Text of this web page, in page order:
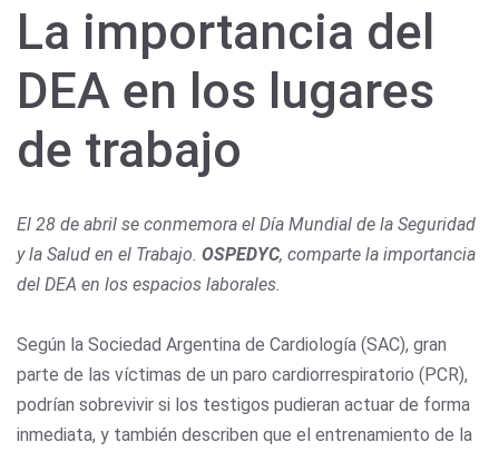
La importancia del
DEA en los lugares
de trabajo
El 28 de abril se conmemora el Día Mundial de la Seguridad
y la Salud en el Trabajo. OSPEDYC, comparte la importancia
del DEA en los espacios laborales.
Según la Sociedad Argentina de Cardiología (SAC), gran
parte de las víctimas de un paro cardiorrespiratorio (PCR),
podrían sobrevivir si los testigos pudieran actuar de forma
inmediata, y también describen que el entrenamiento de la